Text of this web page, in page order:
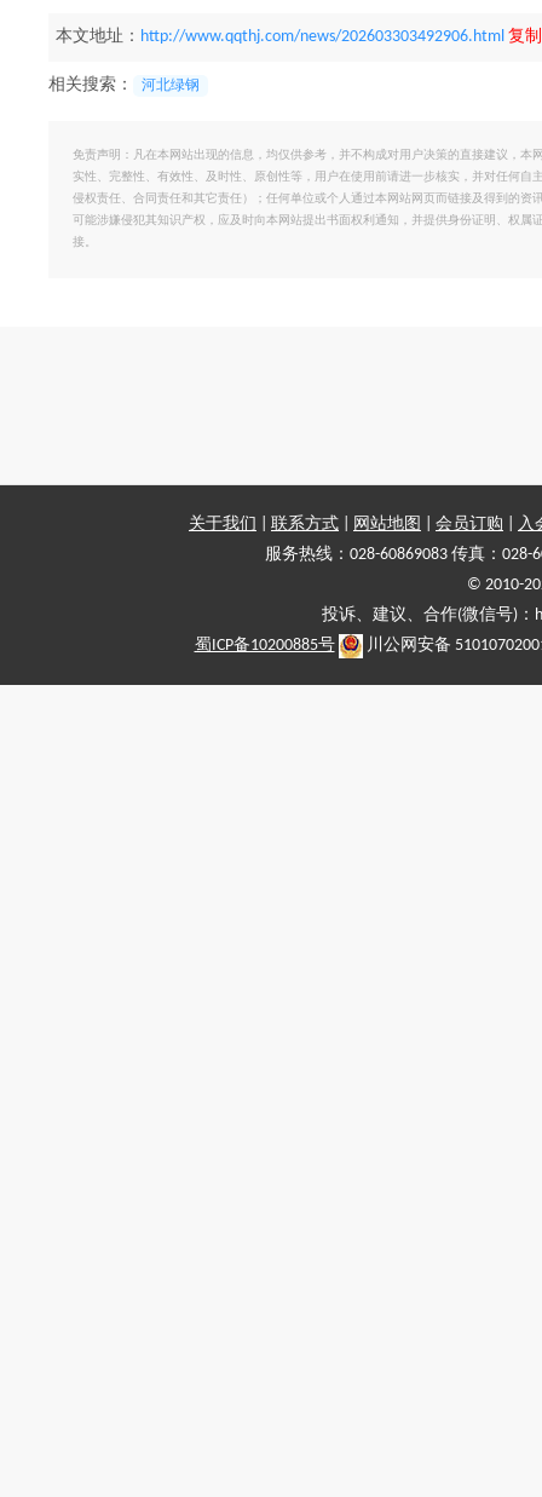
本文地址： http://www.qqthj.com/news/202603303492906.html 复
相关搜索： 河北绿钢
免责声明：凡在本网站出现的信息，均仅供参考，并不构成对用户决策的直接建议，
实性、完整性、有效性、及时性、原创性等，用户在使用前请进一步核实，并对任何
侵权责任、合同责任和其它责任）；任何单位或个人通过本网站网页而链接及得到的
可能涉嫌侵犯其知识产权，应及时向本网站提出书面权利通知，并提供身份证明、权
接。
关于我们 联系方式 网站地图 会员订购
入
服务热线：028-60869083 传真：028-
© 2010-
投诉、建议、合作(微信号)
蜀ICP备10200885号
川公网安备